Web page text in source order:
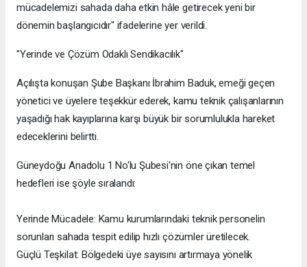
mücadelemizi sahada daha etkin hâle getirecek yeni bir
dönemin başlangıcıdır" ifadelerine yer verildi.
​"Yerinde ve Çözüm Odaklı Sendikacılık"
​Açılışta konuşan Şube Başkanı İbrahim Baduk, emeği geçen
yönetici ve üyelere teşekkür ederek, kamu teknik çalışanlarının
yaşadığı hak kayıplarına karşı büyük bir sorumlulukla hareket
edeceklerini belirtti.
​Güneydoğu Anadolu 1 No'lu Şubesi'nin öne çıkan temel
hedefleri ise şöyle sıralandı:
​Yerinde Mücadele: Kamu kurumlarındaki teknik personelin
sorunları sahada tespit edilip hızlı çözümler üretilecek.
​Güçlü Teşkilat: Bölgedeki üye sayısını artırmaya yönelik